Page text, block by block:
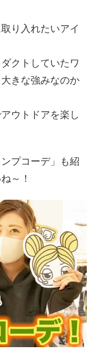
り入れたいアイ
クトしていたワ
きな強みなのか
ウトドアを楽し
プコーデ」も紹
～！